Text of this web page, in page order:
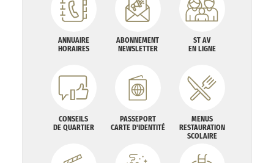
ANNUAIRE
HORAIRES
ABONNEMENT
NEWSLETTER
ST AV
EN LIGNE
CONSEILS
DE QUARTIER
PASSEPORT
CARTE D'IDENTITÉ
MENUS
RESTAURATION
SCOLAIRE